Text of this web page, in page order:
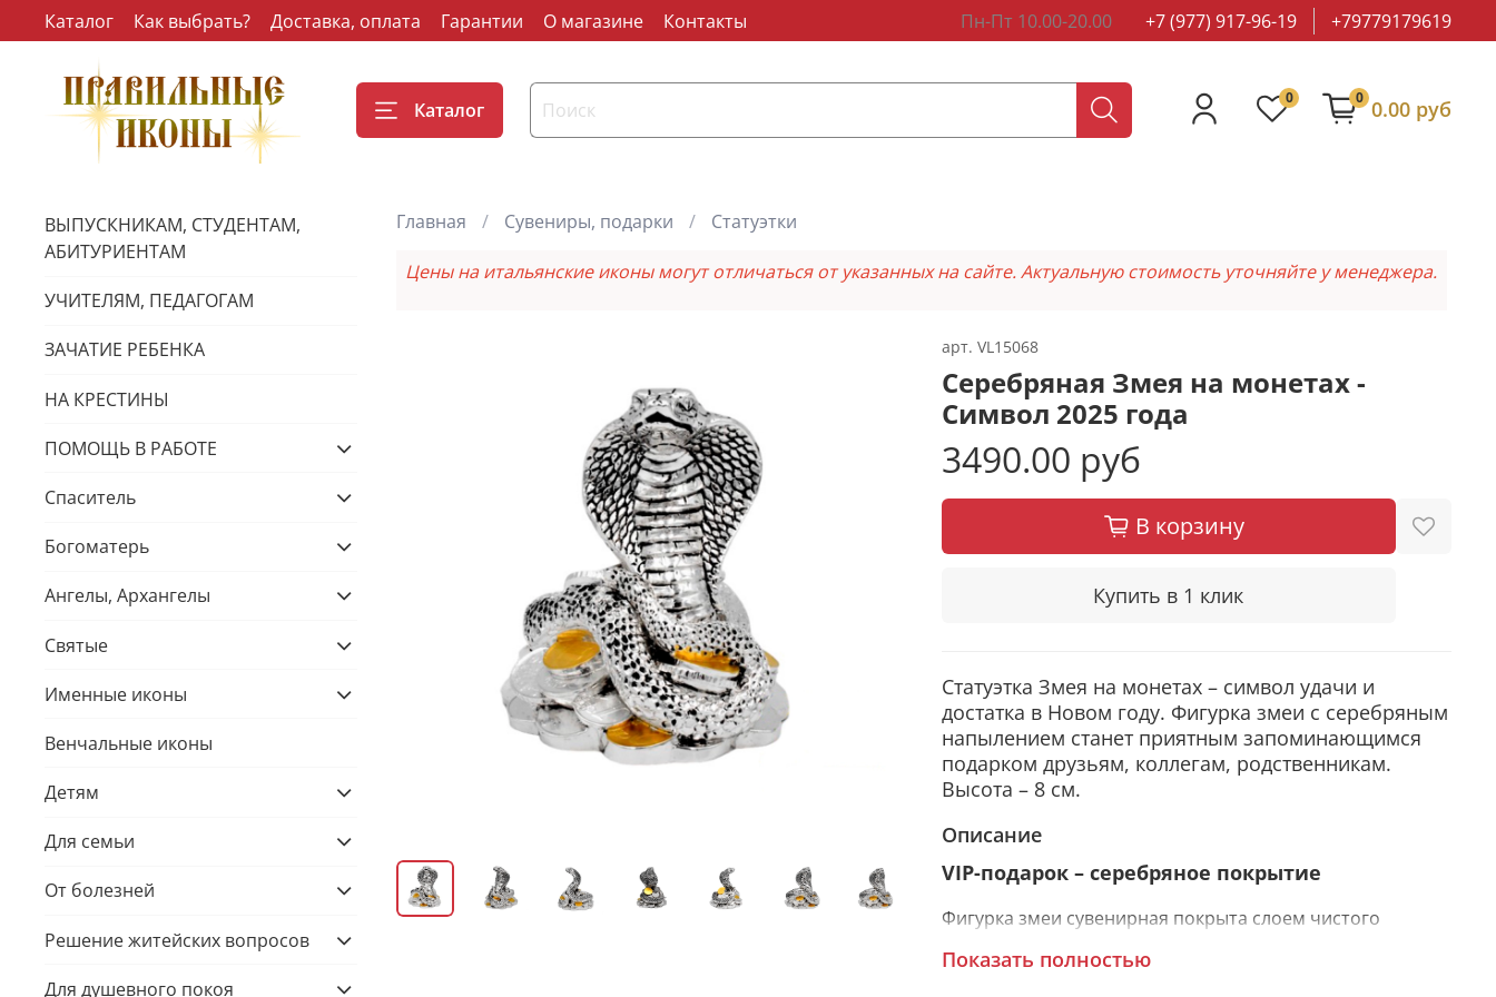
Каталог Как выбрать? Доставка, оплата Гарантии О магазине Контакты Пн-Пт 10.00-20.00 +7 (977) 917-96-19 +79779179619
Каталог
0 0 0.00 руб
Главная Сувениры, подарки Статуэтки
Цены на итальянские иконы могут отличаться от указанных на сайте. Актуальную стоимость уточняйте у менеджера.
арт. VL15068
Серебряная Змея на монетах -
Символ 2025 года
3490.00 руб
В корзину
Купить в 1 клик
Статуэтка Змея на монетах – символ удачи и
достатка в Новом году. Фигурка змеи с серебряным
напылением станет приятным запоминающимся
подарком друзьям, коллегам, родственникам.
Высота – 8 см.
Описание
VIP-подарок – серебряное покрытие
Фигурка змеи сувенирная покрыта слоем чистого
придается особая рельефность и выразительность.
Показать полностью
ВЫПУСКНИКАМ, СТУДЕНТАМ,
АБИТУРИЕНТАМ
УЧИТЕЛЯМ, ПЕДАГОГАМ
ЗАЧАТИЕ РЕБЕНКА
НА КРЕСТИНЫ
ПОМОЩЬ В РАБОТЕ
Спаситель
Богоматерь
Ангелы, Архангелы
Святые
Именные иконы
Венчальные иконы
Детям
Для семьи
От болезней
Решение житейских вопросов
Для душевного покоя